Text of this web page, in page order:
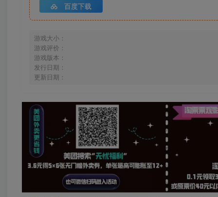
百度下载
游戏大小：
游戏评价：
游戏版本：
发行日期：
更新日期：